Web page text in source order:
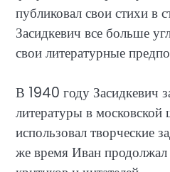
публиковал свои стихи в
Засидкевич все больше
свои литературные
В 1940 году Засидкевич
литературы в
использовал творческие
же время Иван продолжал